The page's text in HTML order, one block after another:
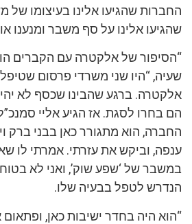
החברות שהגיעו אלינו בעיצומו של
שהגיעו אלינו על סף משבר ומנענו
“הסיפור של אלקטרה עם הקברים
שעיה, “היו שני משרדי פרסום
אלקטרה. ברגע שהבינו שכסף לא
הם בחרו לסגת. אז הגיע אליי
החברה, הוא מתגורר כאן בבני ברק
ענפה, וביקש את עזרתי. אמרתי לו
במשבר של ‘שפע שוק’, ואני לא
הנדרש לטפל בבעיה שלו.
“הוא היה בחדר ישיבות כאן, ופתאום